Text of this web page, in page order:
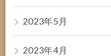
2023年5月
2023年4月